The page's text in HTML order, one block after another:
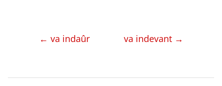
← va indaûr va indevant →